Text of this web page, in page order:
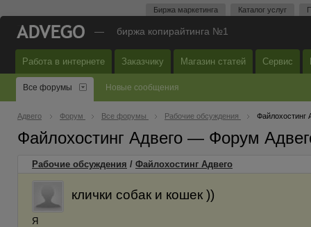
Биржа маркетинга Каталог услуг
— биржа копирайтинга №1
Работа в интернете Заказчику Магазин статей Сервис
Все форумы Новые сообщения
Адвего Форум Все форумы Рабочие обсуждения Файлохостинг
Файлохостинг Адвего — Форум
Рабочие обсуждения / Файлохостинг Адвего
клички собак и кошек ))
Я